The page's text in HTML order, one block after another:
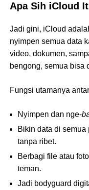
Apa Sih iCloud
Jadi gini, iCloud
nyimpen semua data
video, dokumen,
bengong, semua bisa
Fungsi utamanya
Nyimpen dan nge-
Bikin data di semua
tanpa ribet.
Berbagi file atau
teman.
Jadi bodyguard